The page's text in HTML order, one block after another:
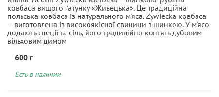
ковбаса вищого ґатунку «Живецька». Це традиційна
польська ковбаса із натурального м'яса. Żywiecka ковбаса
– виготовлена ​​із високоякісної свинини з шинкою. У м'ясо
додають спеції та сіль, його традиційно коптять дубовим
вільховим димом
600 г
Есть в наличии